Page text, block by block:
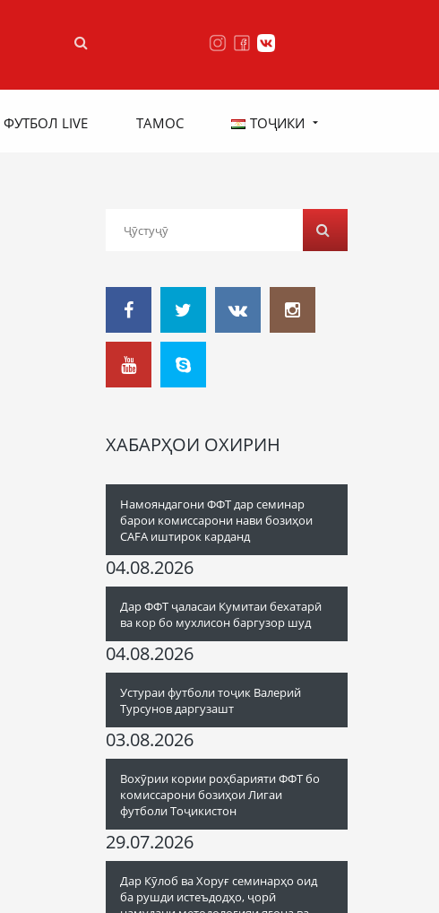
ФУТБОЛ LIVE ТАМОС ТОҶИКИ
ХАБАРҲОИ ОХИРИН
Намояндагони ФФТ дар семинар
барои комиссарони нави бозиҳои
CAFA иштирок карданд
04.08.2026
Дар ФФТ ҷаласаи Кумитаи бехатарӣ
ва кор бо мухлисон баргузор шуд
04.08.2026
Устураи футболи тоҷик Валерий
Турсунов даргузашт
03.08.2026
Вохӯрии кории роҳбарияти ФФТ бо
комиссарони бозиҳои Лигаи
футболи Тоҷикистон
29.07.2026
Дар Кӯлоб ва Хоруғ семинарҳо оид
ба рушди истеъдодҳо, ҷорӣ